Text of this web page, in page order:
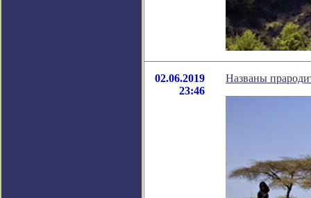
02.06.2019
23:46
Названы